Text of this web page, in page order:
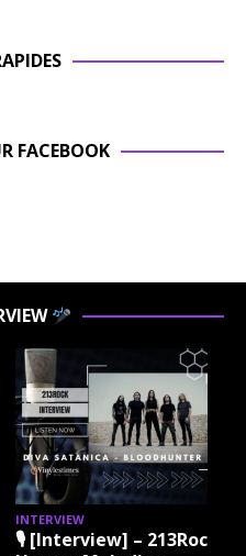
FACEBOOK
INTERVIEW
🎙 [Interview] – 213Rock